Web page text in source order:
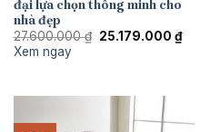
đại lựa chọn thông minh cho
nhà đẹp
27.600.000₫ Giá
25.179.000 ₫Giá
hiện
Xem ngay